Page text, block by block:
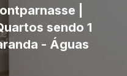
|
sendo 1
- Águas